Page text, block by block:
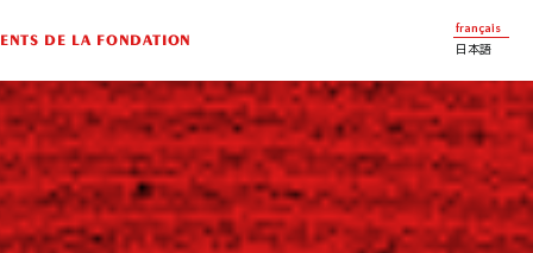
DE LA FONDATION
français
日本語